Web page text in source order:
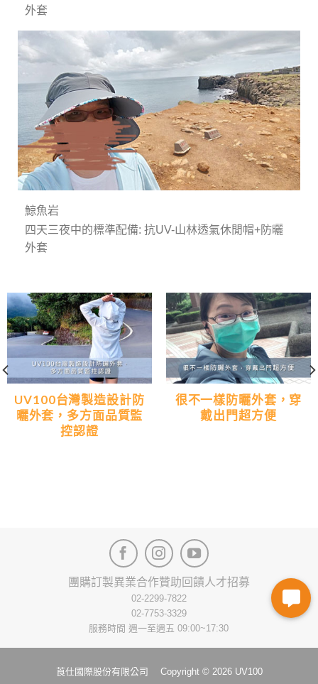
外套
鯨魚岩
四天三夜中的標準配備: 抗UV-山林透氣休閒帽+防曬
外套
UV100台灣製造設計防
曬外套，多方面品質監
控認證
很不一樣防曬外套，穿
戴出門超方便
團購訂製異業合作贊助回饋人才招募
02-2299-7822
02-7753-3329
服務時間 週一至週五 09:00~17:30
莨仕國際股份有限公司 Copyright © 2026 UV100